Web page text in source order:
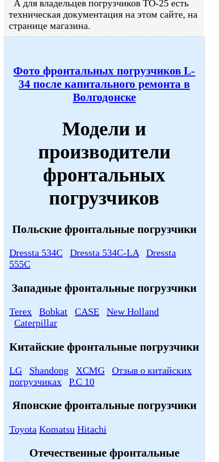
А для владельцев погрузчиков ТО-25 есть
техническая документация на этом сайте, на
странице магазина.
Фото фронтальных погрузчиков L-
34 после капитального ремонта в
Волгодонске
Модели и
производители
фронтальных
погрузчиков
Польские фронтальные погрузчики
Dressta 534C Dressta 534С-LA
Dressta
555C
Западные фронтальные погрузчики
Terex Bobkat CASE
New Holland
Caterpillar
Китайские фронтальные погрузчики
LG Shandong XCMG
Отзыв о китайских
погрузчиках
P.C 10
Японские фронтальные погрузчики
Toyota Komatsu Hitachi
Отечественные фронтальные